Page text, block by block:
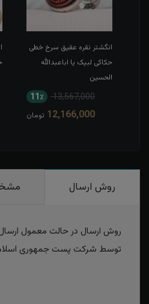
انگشتر نقره عقیق سرخ خطی
حکاکی لبیک یا اباعبدالله
الحسین
13,567,000 11٪
12,166,000 تومان
روش ارسال
روش ارسال در حالت معمول
توسط شرکت پست جمهوری